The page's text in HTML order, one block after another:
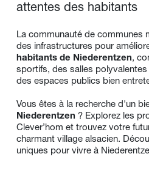
attentes des habitants
La communauté de communes
des infrastructures pour
habitants de Niederentzen,
sportifs, des salles
des espaces publics bien
Vous êtes à la recherche d'un
Niederentzen ? Explorez les
Clever’hom et trouvez votre
charmant village alsacien.
uniques pour vivre à